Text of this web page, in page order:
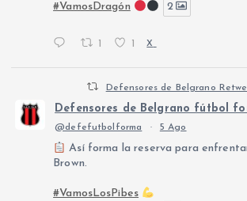
#VamosDragón
2
X
Defensores de Belgrano
Defensores de Belgrano fútbol
@defefutbolforma · 5 Ago
Así forma la reserva para
Brown.
#VamosLosPibes